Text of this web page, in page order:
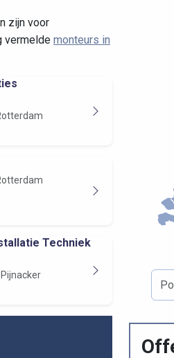
zijn voor
vermelde monteurs in
Techniek